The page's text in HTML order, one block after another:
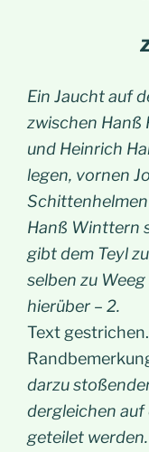
Ein Jaucht auf
zwischen Hanß
und Heinrich
legen, vornen
Hanß Winttern
gibt dem Teyl
selben zu Weeg
hierüber – 2.
Text gestrichen.
darzu
dergleichen auf
geteilet